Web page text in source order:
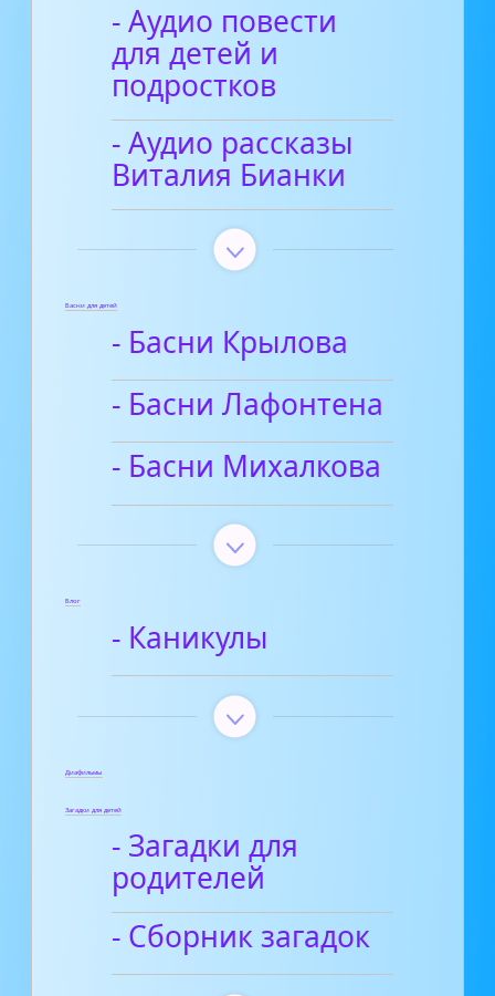
- Аудио повести
для детей и
подростков
- Аудио рассказы
Виталия Бианки
Басни для детей
- Басни Крылова
- Басни Лафонтена
- Басни Михалкова
Блог
- Каникулы
Диафильмы
Загадки для детей
- Загадки для
родителей
- Сборник загадок